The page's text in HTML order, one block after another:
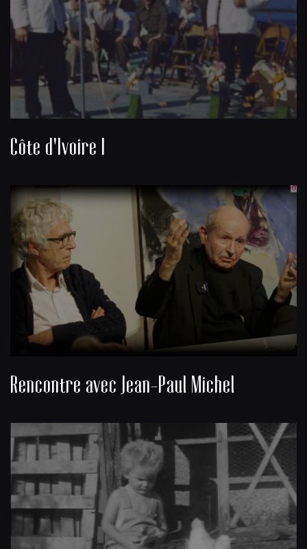
Côte d'Ivoire I
Rencontre avec Jean-Paul Michel